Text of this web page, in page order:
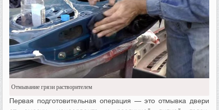
Отмывание грязи растворителем
Первая подготовительная операция — это отмывка двери